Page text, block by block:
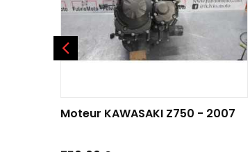
Moteur KAWASAKI Z750 - 2007